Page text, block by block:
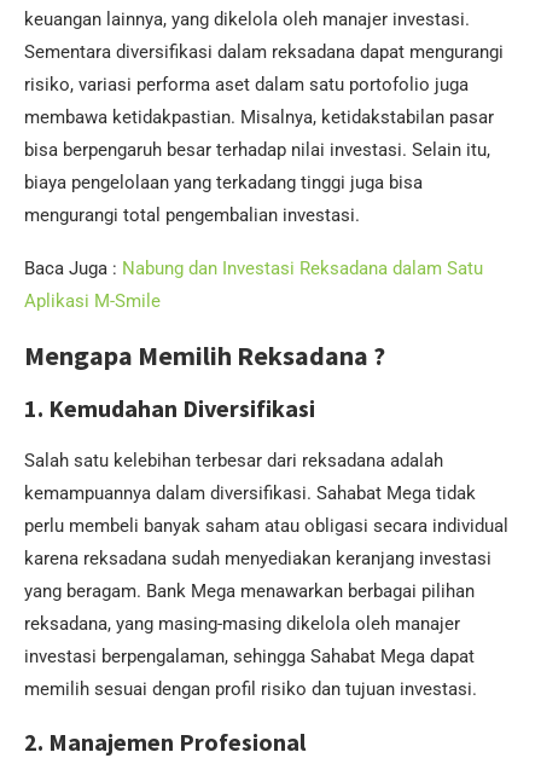
keuangan lainnya, yang dikelola oleh manajer investasi.
Sementara diversifikasi dalam reksadana dapat mengurangi
risiko, variasi performa aset dalam satu portofolio juga
membawa ketidakpastian. Misalnya, ketidakstabilan pasar
bisa berpengaruh besar terhadap nilai investasi. Selain itu,
biaya pengelolaan yang terkadang tinggi juga bisa
mengurangi total pengembalian investasi.
Baca Juga : Nabung dan Investasi Reksadana dalam Satu
Aplikasi M-Smile
Mengapa Memilih Reksadana ?
1. Kemudahan Diversifikasi
Salah satu kelebihan terbesar dari reksadana adalah
kemampuannya dalam diversifikasi. Sahabat Mega tidak
perlu membeli banyak saham atau obligasi secara individual
karena reksadana sudah menyediakan keranjang investasi
yang beragam. Bank Mega menawarkan berbagai pilihan
reksadana, yang masing-masing dikelola oleh manajer
investasi berpengalaman, sehingga Sahabat Mega dapat
memilih sesuai dengan profil risiko dan tujuan investasi.
2. Manajemen Profesional